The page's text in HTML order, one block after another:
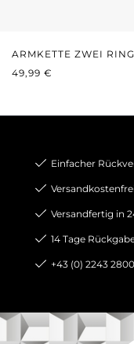
ARMKETTE ZWEI
REGULÄRER
49,99 €
Einfacher
Versandfertig in
14 Tage
+43 (0) 2243